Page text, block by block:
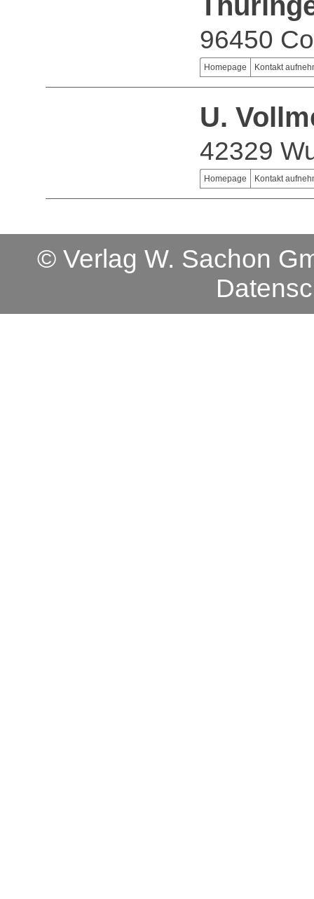
96450
Homepage Kontakt
U.
42329
Homepage Kontakt
© Verlag W. Sachon